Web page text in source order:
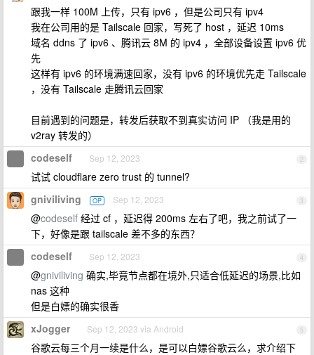
跟我一样 100M 上传，只有 ipv6 ，但是公司只有 ipv4
我在公司用的是 Tailscale 回家，写死了 host ，延迟 10ms
域名 ddns 了 ipv6 、腾讯云 8M 的 ipv4 ，全部设备设置 ipv6 优
先
这样有 ipv6 的环境满速回家，没有 ipv6 的环境优先走 Tailscale
，没有 Tailscale 走腾讯云回家
目前遇到的问题是，转发后获取不到真实访问 IP （我是用的
v2ray 转发的）
2
codeself Sep 12, 2023
试试 cloudflare zero trust 的 tunnel?
3
gniviliving OP Sep 12, 2023
@codeself 经过 cf ，延迟得 200ms 左右了吧，我之前试了一
下，好像是跟 tailscale 差不多的东西？
4
codeself Sep 12, 2023
@gniviliving 确实,毕竟节点都在境外,只适合低延迟的场景,比如
nas 这种
但是白嫖的确实很香
5
xJogger Sep 12, 2023 via Android
谷歌云每三个月一续是什么，是可以白嫖谷歌云么，求介绍下